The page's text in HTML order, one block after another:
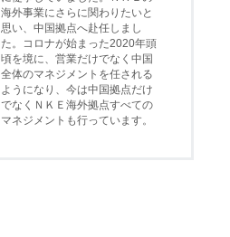
海外事業にさらに関わりたいと
思い、中国拠点へ赴任しまし
た。コロナが始まった2020年頭
頃を境に、営業だけでなく中国
全体のマネジメントを任される
ようになり、今は中国拠点だけ
でなくＮＫＥ海外拠点すべての
マネジメントも行っています。